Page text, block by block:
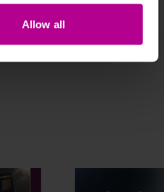
Allow all